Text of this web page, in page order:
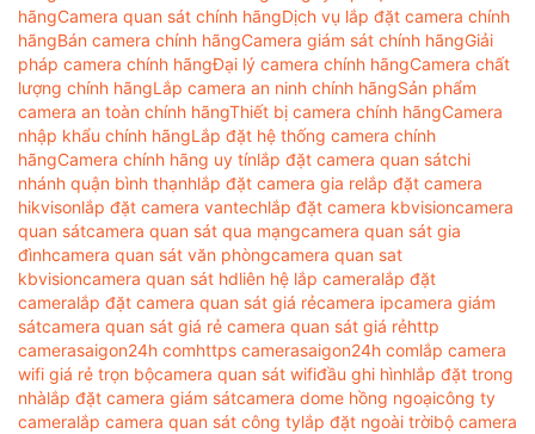
hãngCamera quan sát chính hãngDịch vụ lắp đặt camera chính
hãngBán camera chính hãngCamera giám sát chính hãngGiải
pháp camera chính hãngĐại lý camera chính hãngCamera chất
lượng chính hãngLắp camera an ninh chính hãngSản phẩm
camera an toàn chính hãngThiết bị camera chính hãngCamera
nhập khẩu chính hãngLắp đặt hệ thống camera chính
hãngCamera chính hãng uy tínlắp đặt camera quan sátchi
nhánh quận bình thạnhlắp đặt camera gia relắp đặt camera
hikvisonlắp đặt camera vantechlắp đặt camera kbvisioncamera
quan sátcamera quan sát qua mạngcamera quan sát gia
đìnhcamera quan sát văn phòngcamera quan sat
kbvisioncamera quan sát hdliên hệ lắp cameralắp đặt
cameralắp đặt camera quan sát giá rẻcamera ipcamera giám
sátcamera quan sát giá rẻ camera quan sát giá rẻhttp
camerasaigon24h comhttps camerasaigon24h comlắp camera
wifi giá rẻ trọn bộcamera quan sát wifiđầu ghi hìnhlắp đặt trong
nhàlắp đặt camera giám sátcamera dome hồng ngoạicông ty
cameralắp camera quan sát công tylắp đặt ngoài trờibộ camera